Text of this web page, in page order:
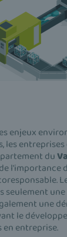
enjeux
les entreprises
du
l'importance
seulement
une
le
entreprise.